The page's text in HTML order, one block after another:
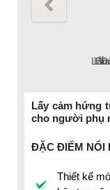
Chuỗi ngọc
Lấy cảm hứng
cho người phụ
ĐẶC ĐIỂM NỔI
Thiết kế